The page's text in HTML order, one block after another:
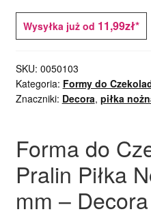
Wysyłka już od 11,99zł*
SKU: 0050103
Kategoria: Formy do
Znaczniki: Decora, piłka
Forma do
Pralin Piłka
mm – Decora